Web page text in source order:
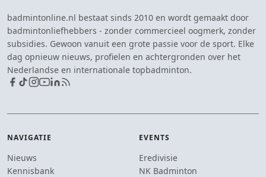
badmintonline.nl bestaat sinds 2010 en wordt gemaakt door
badmintonliefhebbers - zonder commercieel oogmerk, zonder
subsidies. Gewoon vanuit een grote passie voor de sport. Elke
dag opnieuw nieuws, profielen en achtergronden over het
Nederlandse en internationale topbadminton.
NAVIGATIE
Nieuws
Kennisbank
EVENTS
Eredivisie
NK Badminton